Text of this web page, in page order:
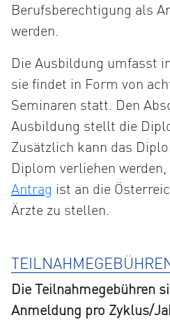
Berufsberechtigung als
werden.
Die Ausbildung umfasst
sie findet in Form von
Seminaren statt. Den
Ausbildung stellt die
Zusätzlich kann das
Diplom verliehen
Antrag ist an die
Ärzte zu stellen.
Die Teilnahmegebühren
Anmeldung pro Zyklus/